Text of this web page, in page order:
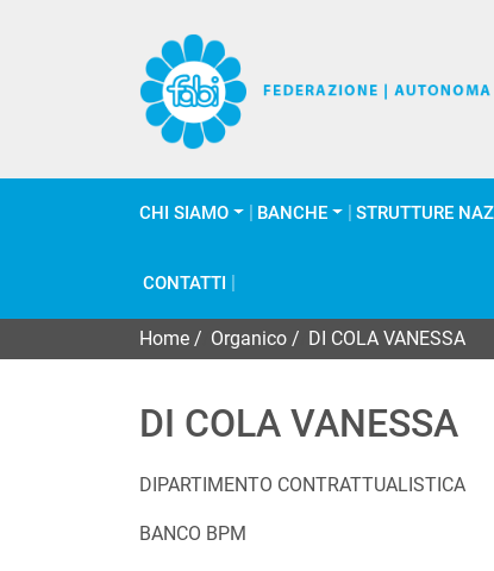
CHI SIAMO BANCHE STRUTTURE
CONTATTI
Home Organico DI COLA VANESSA
DI COLA VANESSA
DIPARTIMENTO CONTRATTUALISTICA
BANCO BPM